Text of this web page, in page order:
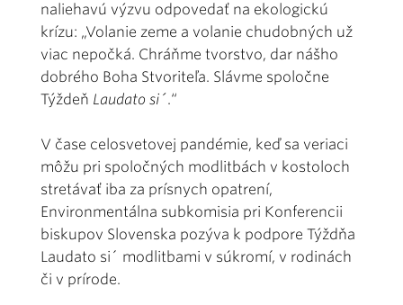
naliehavú výzvu odpovedať na ekologickú
krízu: „Volanie zeme a volanie chudobných už
viac nepočká. Chráňme tvorstvo, dar nášho
dobrého Boha Stvoriteľa. Slávme spoločne
Týždeň Laudato si´.“
V čase celosvetovej pandémie, keď sa veriaci
môžu pri spoločných modlitbách v kostoloch
stretávať iba za prísnych opatrení,
Environmentálna subkomisia pri Konferencii
biskupov Slovenska pozýva k podpore Týždňa
Laudato si´ modlitbami v súkromí, v rodinách
či v prírode.